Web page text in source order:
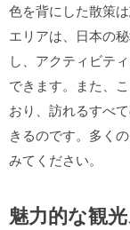
色を背にした散策
エリアは、日本の
し、アクティビテ
できます。また、
おり、訪れるすべ
きるのです。多く
みてください。
魅力的な観